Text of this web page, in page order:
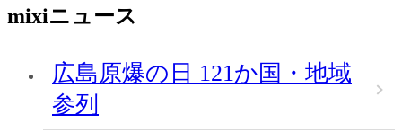
mixiニュース
広島原爆の日 121か国・地域
参列